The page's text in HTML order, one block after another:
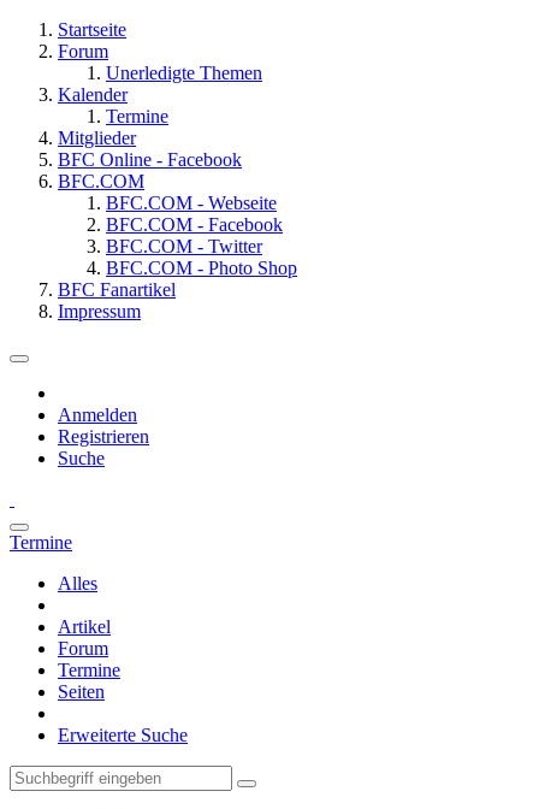
Startseite
Forum
Unerledigte Themen
Kalender
Termine
Mitglieder
BFC Online - Facebook
BFC.COM
BFC.COM - Webseite
BFC.COM - Facebook
BFC.COM - Twitter
BFC.COM - Photo Shop
BFC Fanartikel
Impressum
Anmelden
Registrieren
Suche
Termine
Alles
Artikel
Forum
Termine
Seiten
Erweiterte Suche